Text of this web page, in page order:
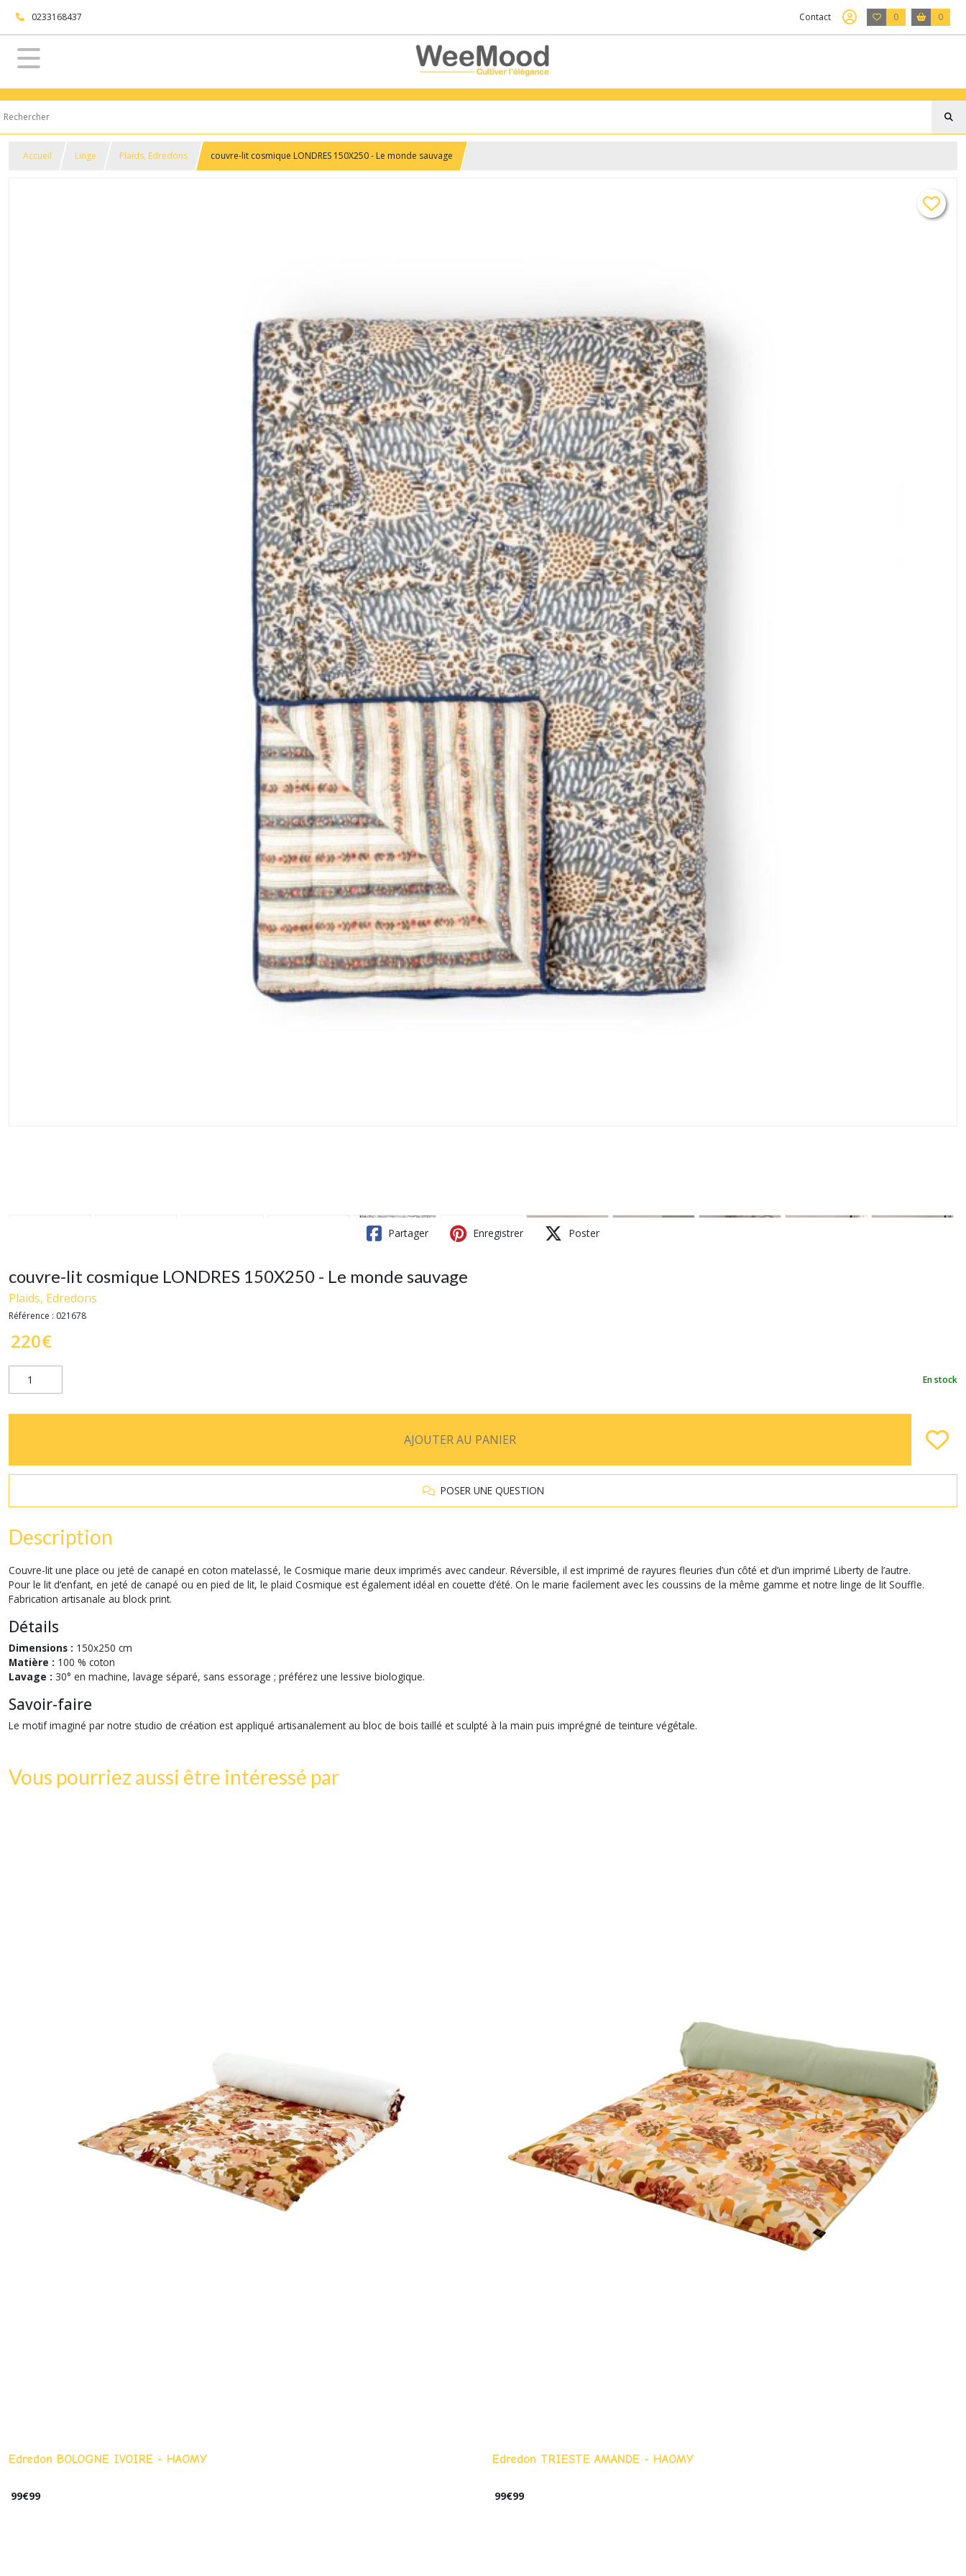
0233168437 Contact 0 0
Accueil Linge Plaids, Edredons couvre-lit cosmique LONDRES 150X250 - Le monde sauvage
Partager Enregistrer Poster
couvre-lit cosmique LONDRES 150X250 - Le monde sauvage
Plaids, Edredons
Référence : 021678
220€
En stock
AJOUTER AU PANIER
POSER UNE QUESTION
Description
Couvre-lit une place ou jeté de canapé en coton matelassé, le Cosmique marie deux imprimés avec candeur. Réversible, il est imprimé de rayures fleuries d’un côté et d’un imprimé Liberty de l’autre.
Pour le lit d’enfant, en jeté de canapé ou en pied de lit, le plaid Cosmique est également idéal en couette d’été. On le marie facilement avec les coussins de la même gamme et notre linge de lit Souffle.
Fabrication artisanale au block print.
Détails
Dimensions : 150x250 cm
Matière : 100 % coton
Lavage : 30° en machine, lavage séparé, sans essorage ; préférez une lessive biologique.
Savoir-faire
Le motif imaginé par notre studio de création est appliqué artisanalement au bloc de bois taillé et sculpté à la main puis imprégné de teinture végétale.
Vous pourriez aussi être intéressé par
Edredon BOLOGNE IVOIRE - HAOMY
99€99
Edredon TRIESTE AMANDE - HAOMY
99€99